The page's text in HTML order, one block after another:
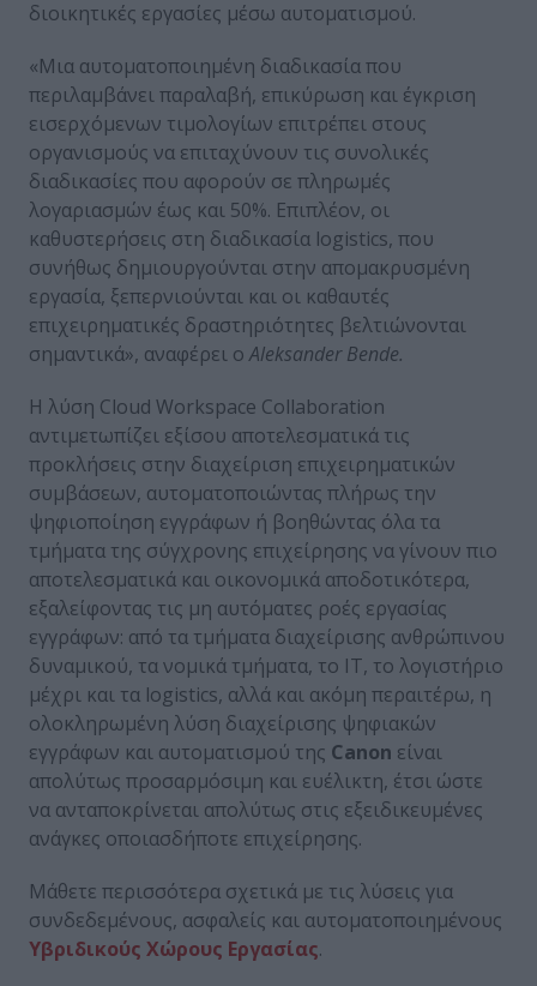
διοικητικές εργασίες μέσω αυτοματισμού.
«Μια αυτοματοποιημένη διαδικασία που
περιλαμβάνει παραλαβή, επικύρωση και έγκριση
εισερχόμενων τιμολογίων επιτρέπει στους
οργανισμούς να επιταχύνουν τις συνολικές
διαδικασίες που αφορούν σε πληρωμές
λογαριασμών έως και 50%. Επιπλέον, οι
καθυστερήσεις στη διαδικασία logistics, που
συνήθως δημιουργούνται στην απομακρυσμένη
εργασία, ξεπερνιούνται και οι καθαυτές
επιχειρηματικές δραστηριότητες βελτιώνονται
σημαντικά», αναφέρει οAleksander Bende.
Η λύση Cloud Workspace Collaboration
αντιμετωπίζει εξίσου αποτελεσματικά τις
προκλήσεις στην διαχείριση επιχειρηματικών
συμβάσεων, αυτοματοποιώντας πλήρως την
ψηφιοποίηση εγγράφων ή βοηθώντας όλα τα
τμήματα της σύγχρονης επιχείρησης να γίνουν πιο
αποτελεσματικά και οικονομικά αποδοτικότερα,
εξαλείφοντας τις μη αυτόματες ροές εργασίας
εγγράφων: από τα τμήματα διαχείρισης ανθρώπινου
δυναμικού, τα νομικά τμήματα, το ΙΤ, το λογιστήριο
μέχρι και τα logistics, αλλά και ακόμη περαιτέρω, η
ολοκληρωμένη λύση διαχείρισης ψηφιακών
εγγράφων και αυτοματισμού της Canon είναι
απολύτως προσαρμόσιμη και ευέλικτη, έτσι ώστε
να ανταποκρίνεται απολύτως στις εξειδικευμένες
ανάγκες οποιασδήποτε επιχείρησης.
Μάθετε περισσότερα σχετικά με τις λύσεις για
συνδεδεμένους, ασφαλείς και αυτοματοποιημένους
Υβριδικούς Χώρους Εργασίας.